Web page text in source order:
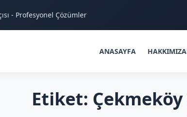
- Profesyonel Çözümler
ANASAYFA
Etiket: Çekmeköy